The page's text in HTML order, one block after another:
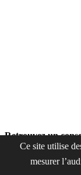
Ce site utilise
mesurer
Retrouvez un
Du lundi au samedi
Fermer